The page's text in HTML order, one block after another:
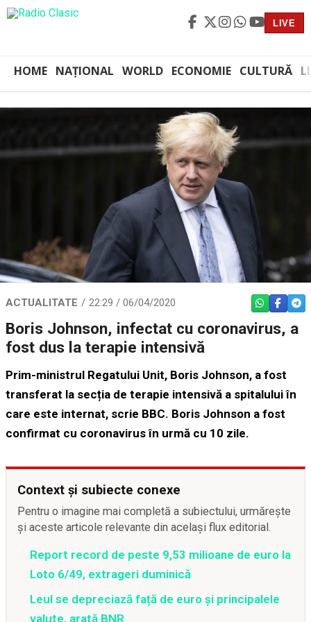
LIVE
HOME NAȚIONAL WORLD ECONOMIE CULTURĂ
ACTUALITATE 22:29 / 06/04/2020 WHATSAPP
Boris Johnson, infectat cu coronavirus, a
fost dus la terapie intensivă
Prim-ministrul Regatului Unit, Boris Johnson, a fost
transferat la secția de terapie intensivă a spitalului în
care este internat, scrie BBC. Boris Johnson a fost
confirmat cu coronavirus în urmă cu 10 zile.
Context și subiecte conexe
Pentru o imagine mai completă a subiectului, urmărește
și aceste articole relevante din același flux editorial.
Report record de peste 9,53 milioane de euro la
Loto 6/49, extrageri duminică
Leul se depreciază față de euro și principalele
valute, arată BNR